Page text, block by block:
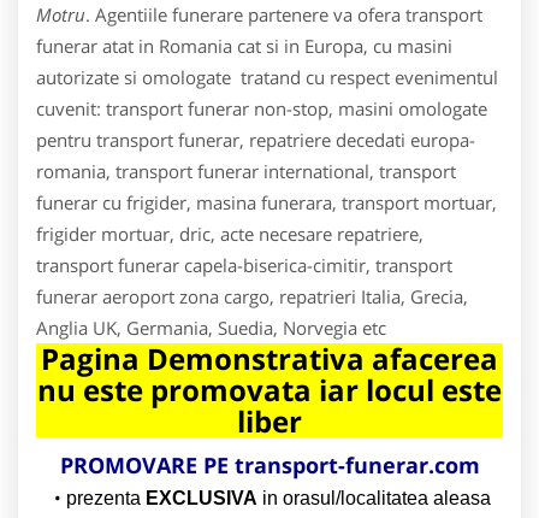
Motru. Agentiile funerare partenere va ofera transport
funerar atat in Romania cat si in Europa, cu masini
autorizate si omologate tratand cu respect evenimentul
cuvenit: transport funerar non-stop, masini omologate
pentru transport funerar, repatriere decedati europa-
romania, transport funerar international, transport
funerar cu frigider, masina funerara, transport mortuar,
frigider mortuar, dric, acte necesare repatriere,
transport funerar capela-biserica-cimitir, transport
funerar aeroport zona cargo, repatrieri Italia, Grecia,
Anglia UK, Germania, Suedia, Norvegia etc
Pagina Demonstrativa afacerea
nu este promovata iar locul este
liber
PROMOVARE PE transport-funerar.com
prezenta EXCLUSIVA in orasul/localitatea aleasa